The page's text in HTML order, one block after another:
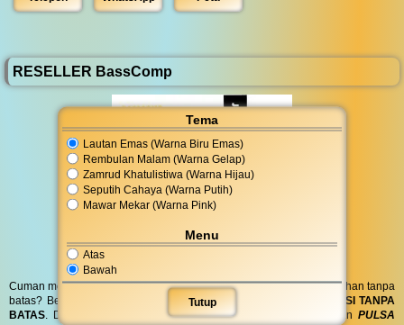
Tema
Lautan Emas (Warna Biru Emas)
Rembulan Malam (Warna Gelap)
Zamrud Khatulistiwa (Warna Hijau)
Seputih Cahaya (Warna Putih)
Mawar Mekar (Warna Pink)
Menu
Atas
Bawah
Tutup
RESELLER BassComp
Cuman modal posting di media sosial bisa dapat penghasilan tambahan tanpa
batas? Bergabung menjadi
RESELLERkami serta dapatkan
KOMISI TANPA
BATAS . Dapatkan BINGKISAN PARCELdi hari spesial anda danPULSA